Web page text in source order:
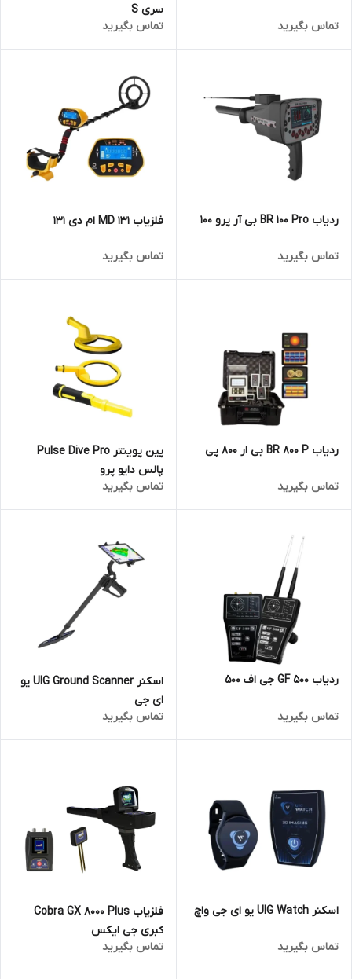
تماس بگیرید
سری S
تماس بگیرید
ردیاب BR 100 Pro بی آر پرو 100
تماس بگیرید
فلزیاب MD 131 ام دی 131
تماس بگیرید
ردیاب BR 800 P بی ار 800 پی
تماس بگیرید
پین پوینتر Pulse Dive Pro
پالس دایو پرو
تماس بگیرید
ردیاب GF 500 جی اف 500
تماس بگیرید
اسکنر UIG Ground Scanner یو
ای جی
تماس بگیرید
اسکنر UIG Watch یو ای جی واچ
تماس بگیرید
فلزیاب Cobra GX 8000 Plus
کبری جی ایکس
تماس بگیرید